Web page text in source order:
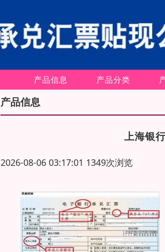
产品信息 产品分类
产品信息
上海银
2026-08-06 03:17:01 1349次浏览